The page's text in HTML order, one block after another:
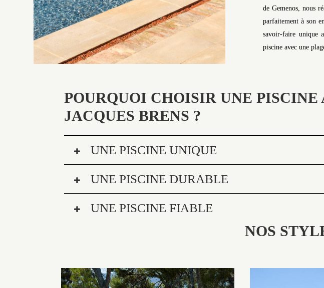
de Gemenos, nous
parfaitement à son
savoir-faire unique
piscine avec une
POURQUOI CHOISIR UNE
JACQUES BRENS ?
UNE PISCINE UNIQUE
UNE PISCINE DURABLE
UNE PISCINE FIABLE
NOS